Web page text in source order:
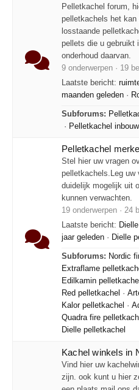
Pelletkachel forum,
pelletkachels het
losstaande
pellets die u gebruikt
onderhoud daarvan.
9 onderwerpen · 19
Laatste bericht:
maanden geleden ·
Subforums:
· Pelletkachel inbouw
Pelletkachel
Stel hier uw vragen
pelletkachels.Leg uw
duidelijk mogelijk uit
kunnen verwachten.
19 onderwerpen · 24
Laatste bericht:
jaar geleden · Dielle
Subforums: Nordic
Extraflame
Edilkamin pelletkachel
Red pelletkachel ·
Kalor pelletkachel ·
Quadra fire
Dielle pelletkachel
Kachel winkels in
Vind hier uw
zijn. ook kunt u hier